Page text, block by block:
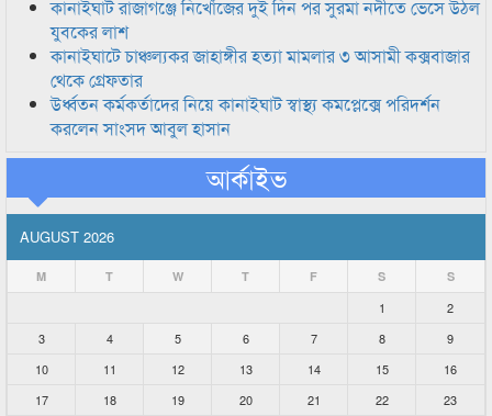
কানাইঘাট রাজাগঞ্জে নিখোঁজের দুই দিন পর সুরমা নদীতে ভেসে উঠল
যুবকের লাশ
কানাইঘাটে চাঞ্চল্যকর জাহাঙ্গীর হত্যা মামলার ৩ আসামী কক্সবাজার
থেকে গ্রেফতার
উর্ধ্বতন কর্মকর্তাদের নিয়ে কানাইঘাট স্বাস্থ্য কমপ্লেক্সে পরিদর্শন
করলেন সাংসদ আবুল হাসান
আর্কাইভ
AUGUST 2026
M T W T F S S
1
2
3
4 5 6 7 8
9
10
11 12 13 14 15
16
17
18 19 20 21 22 23